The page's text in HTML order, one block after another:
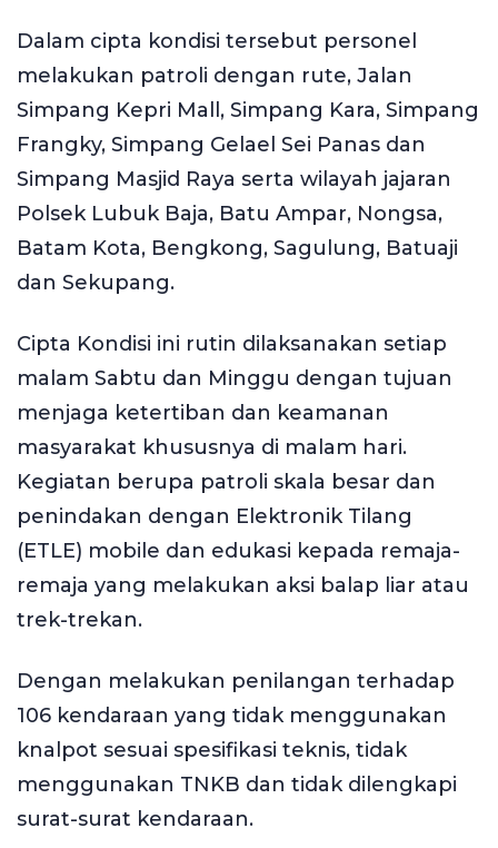
Dalam cipta kondisi tersebut personel
melakukan patroli dengan rute, Jalan
Simpang Kepri Mall, Simpang Kara, Simpang
Frangky, Simpang Gelael Sei Panas dan
Simpang Masjid Raya serta wilayah jajaran
Polsek Lubuk Baja, Batu Ampar, Nongsa,
Batam Kota, Bengkong, Sagulung, Batuaji
dan Sekupang.
Cipta Kondisi ini rutin dilaksanakan setiap
malam Sabtu dan Minggu dengan tujuan
menjaga ketertiban dan keamanan
masyarakat khususnya di malam hari.
Kegiatan berupa patroli skala besar dan
penindakan dengan Elektronik Tilang
(ETLE) mobile dan edukasi kepada remaja-
remaja yang melakukan aksi balap liar atau
trek-trekan.
Dengan melakukan penilangan terhadap
106 kendaraan yang tidak menggunakan
knalpot sesuai spesifikasi teknis, tidak
menggunakan TNKB dan tidak dilengkapi
surat-surat kendaraan.